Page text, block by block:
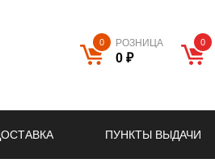
0 РОЗНИЦА
0 ₽
0
ПУНКТЫ ВЫДАЧИ